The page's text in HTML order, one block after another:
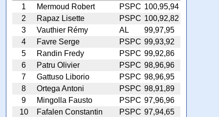
1
Mermoud Robert PSPC 100,95,94
2
Rapaz Lisette PSPC 100,92,82
3
Vauthier Rémy AL
99,97,95
4
Favre Serge PSPC 99,93,92
5
Randin Fredy PSPC 99,92,86
6
Patru Olivier PSPC 98,96,96
7
Gattuso Liborio PSPC 98,96,95
8
Ortega Antoni PSPC 98,91,89
9
Mingolla Fausto PSPC 97,96,96
10
Fafalen Constantin PSPC 97,94,65